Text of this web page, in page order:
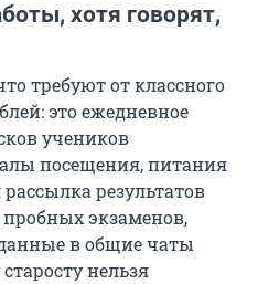
хотя говорят,
требуют от классного
это ежедневное
учеников
посещения, питания
результатов
экзаменов,
в общие чаты
нельзя